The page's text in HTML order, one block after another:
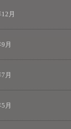
月
月
月
月